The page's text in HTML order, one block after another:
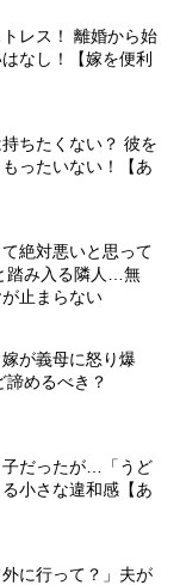
レス！ 離婚から始
なし！【嫁を便利
ちたくない？ 彼を
ったいない！【あ
絶対悪いと思って
踏み入る隣人…無
止まらない
が義母に怒り爆
めるべき？
子だったが…「うど
小さな違和感【あ
に行って？」夫が